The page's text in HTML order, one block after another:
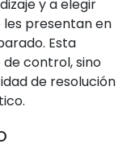
y a elegir
les presentan en
Esta
control, sino
de resolución